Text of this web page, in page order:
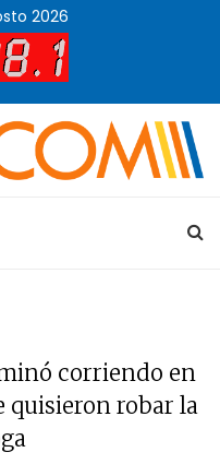
2026
corriendo en
quisieron robar la